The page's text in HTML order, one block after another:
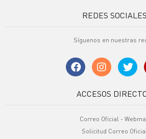
REDES SOCIALES
Síguenos en nuestras
ACCESOS
Correo Oficial -
Solicitud Correo